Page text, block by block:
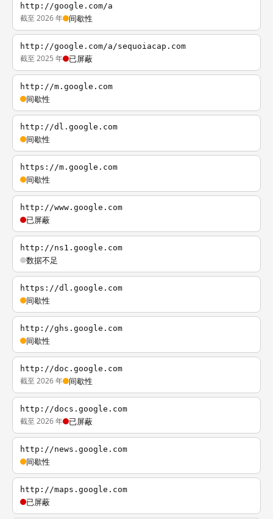
http://google.com/a
截至 2026 年 间歇性
http://google.com/a/sequoiacap.com
截至 2025 年 已屏蔽
http://m.google.com
间歇性
http://dl.google.com
间歇性
https://m.google.com
间歇性
http://www.google.com
已屏蔽
http://ns1.google.com
数据不足
https://dl.google.com
间歇性
http://ghs.google.com
间歇性
http://doc.google.com
截至 2026 年 间歇性
http://docs.google.com
截至 2026 年 已屏蔽
http://news.google.com
间歇性
http://maps.google.com
已屏蔽